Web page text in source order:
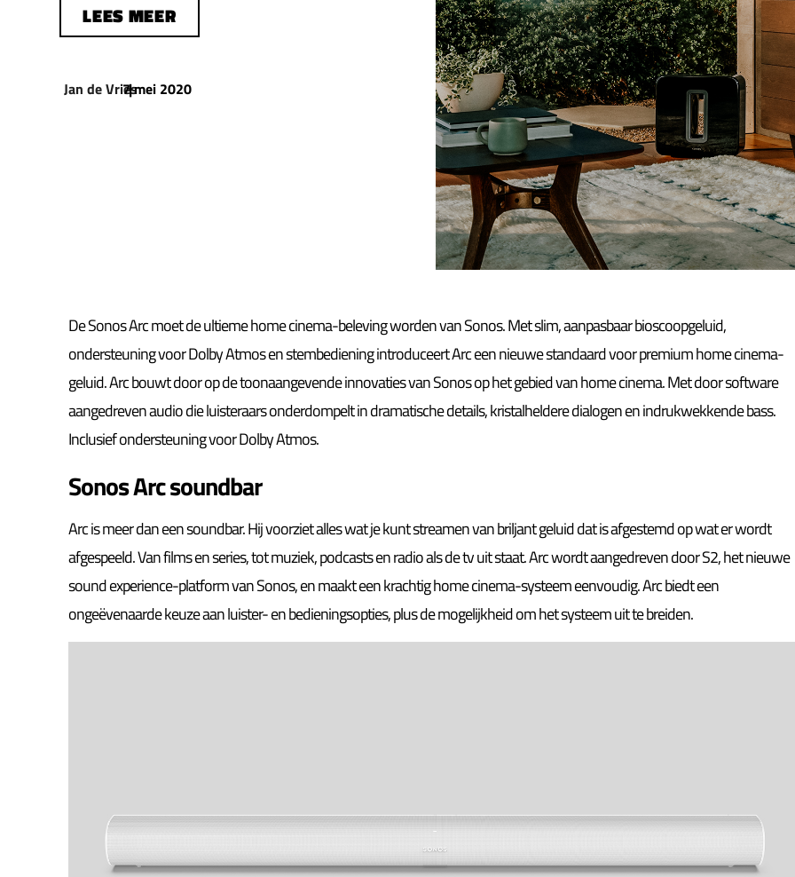
LEES MEER
Jan de Vries
|
7 mei 2020
De Sonos Arc moet de ultieme home cinema-beleving worden van Sonos. Met slim, aanpasbaar bioscoopgeluid,
ondersteuning voor Dolby Atmos en stembediening introduceert Arc een nieuwe standaard voor premium home cinema-
geluid. Arc bouwt door op de toonaangevende innovaties van Sonos op het gebied van home cinema. Met door software
aangedreven audio die luisteraars onderdompelt in dramatische details, kristalheldere dialogen en indrukwekkende bass.
Inclusief ondersteuning voor Dolby Atmos.
Sonos Arc soundbar
Arc is meer dan een soundbar. Hij voorziet alles wat je kunt streamen van briljant geluid dat is afgestemd op wat er wordt
afgespeeld. Van films en series, tot muziek, podcasts en radio als de tv uit staat. Arc wordt aangedreven door S2, het nieuwe
sound experience-platform van Sonos, en maakt een krachtig home cinema-systeem eenvoudig. Arc biedt een
ongeëvenaarde keuze aan luister- en bedieningsopties, plus de mogelijkheid om het systeem uit te breiden.